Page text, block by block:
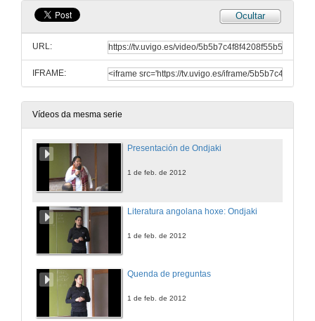
Ocultar
URL:
IFRAME:
Vídeos da mesma serie
Presentación de Ondjaki
1 de feb. de 2012
Literatura angolana hoxe: Ondjaki
1 de feb. de 2012
Quenda de preguntas
1 de feb. de 2012